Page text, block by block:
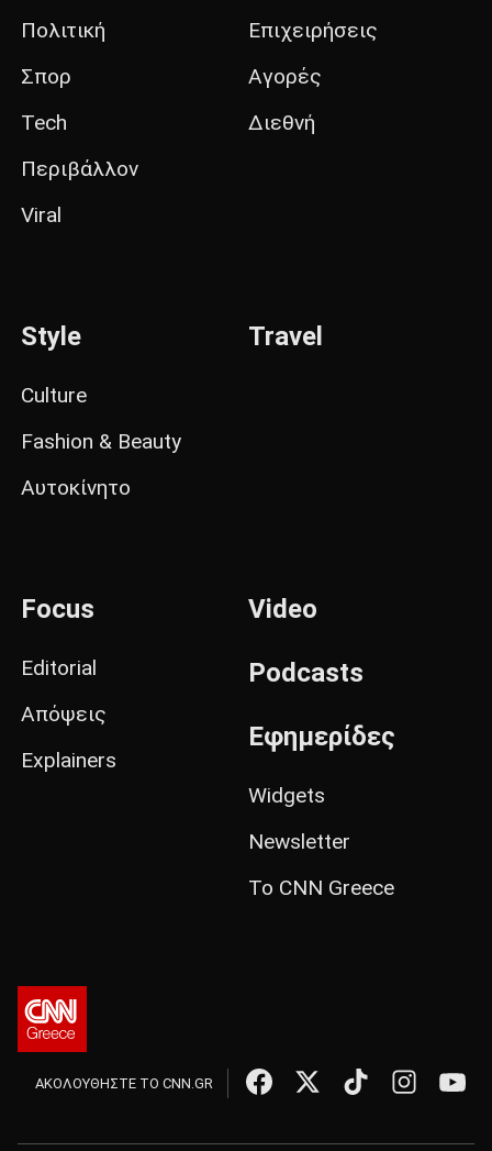
Πολιτική
Σπορ
Tech
Περιβάλλον
Viral
Επιχειρήσεις
Αγορές
Διεθνή
Style
Culture
Fashion & Beauty
Αυτοκίνητο
Travel
Focus
Editorial
Απόψεις
Explainers
Video
Podcasts
Εφημερίδες
Widgets
Newsletter
Το CNN Greece
ΑΚΟΛΟΥΘΗΣΤΕ ΤΟ CNN.GR